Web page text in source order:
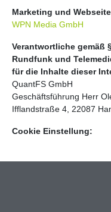
Marketing und
WPN Media GmbH
Verantwortliche gemäß
Rundfunk und
für die Inhalte dieser
QuantFS GmbH
Geschäftsführung Herr
Ifflandstraße 4, 22087
Cookie Einstellung: